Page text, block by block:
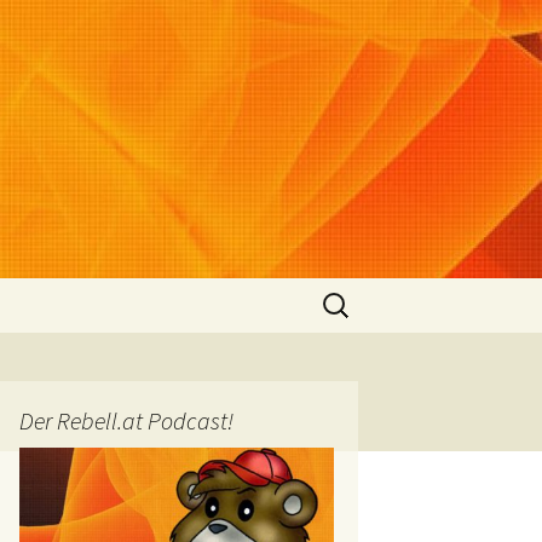
Suchen
nach:
Der Rebell.at Podcast!